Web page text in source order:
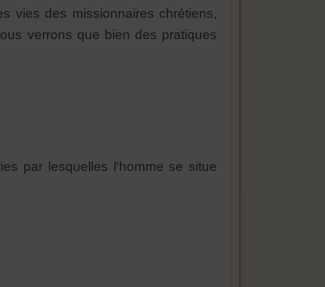
vies des missionnaires chrétiens,
verrons que bien des pratiques
par lesquelles l'homme se situe